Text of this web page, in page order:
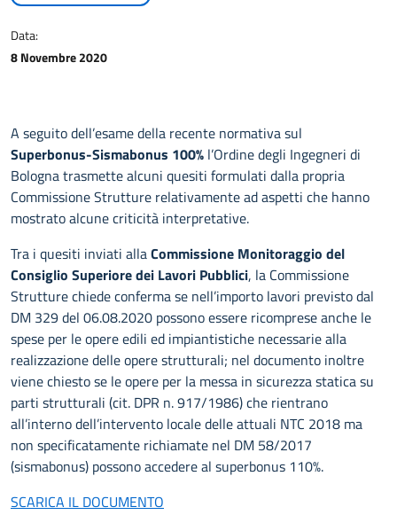
Data:
8 Novembre 2020
A seguito dell’esame della recente normativa sul
Superbonus-Sismabonus 100% l’Ordine degli Ingegneri di
Bologna trasmette alcuni quesiti formulati dalla propria
Commissione Strutture relativamente ad aspetti che hanno
mostrato alcune criticità interpretative.
Tra i quesiti inviati allaCommissione Monitoraggio del
Consiglio Superiore dei Lavori Pubblici, la Commissione
Strutture chiede conferma se nell’importo lavori previsto dal
DM 329 del 06.08.2020 possono essere ricomprese anche le
spese per le opere edili ed impiantistiche necessarie alla
realizzazione delle opere strutturali; nel documento inoltre
viene chiesto se le opere per la messa in sicurezza statica su
parti strutturali (cit. DPR n. 917/1986) che rientrano
all’interno dell’intervento locale delle attuali NTC 2018 ma
non specificatamente richiamate nel DM 58/2017
(sismabonus) possono accedere al superbonus 110%.
SCARICA IL DOCUMENTO